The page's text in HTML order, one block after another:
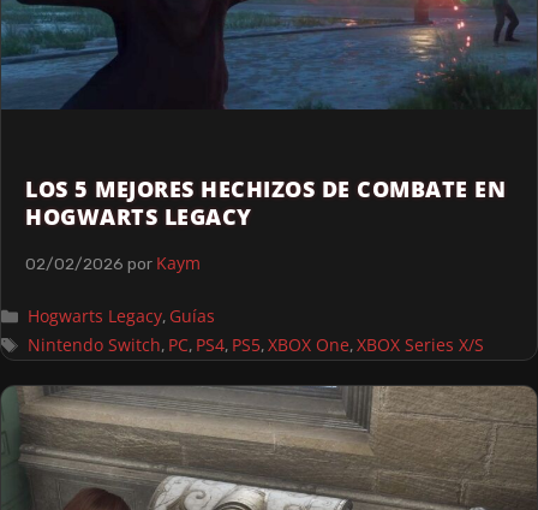
LOS 5 MEJORES HECHIZOS DE COMBATE EN
HOGWARTS LEGACY
02/02/2026 por Kaym
Hogwarts Legacy, Guías
Nintendo Switch, PC, PS4, PS5,XBOX One,XBOX Series X/S